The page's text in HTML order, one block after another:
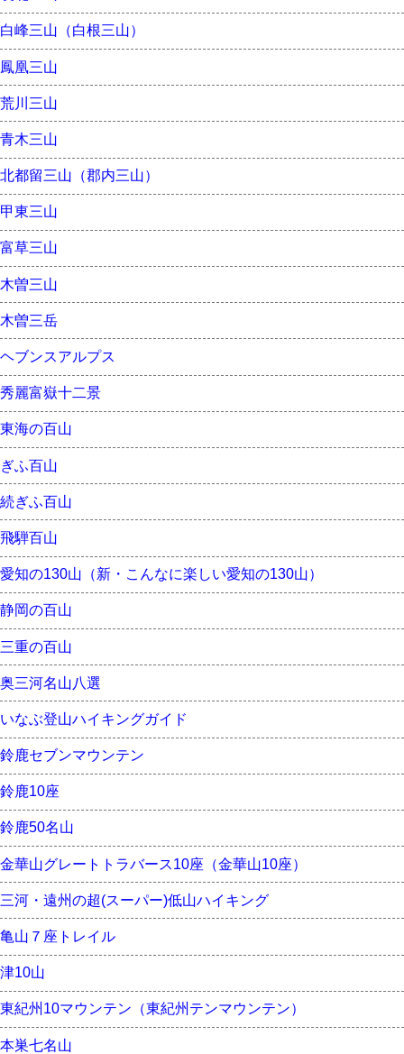
白峰三山（白根三山）
鳳凰三山
荒川三山
青木三山
北都留三山（郡内三山）
甲東三山
富草三山
木曽三山
木曽三岳
ヘブンスアルプス
秀麗富嶽十二景
東海の百山
ぎふ百山
続ぎふ百山
飛騨百山
愛知の130山（新・こんなに楽しい愛知の130山）
静岡の百山
三重の百山
奥三河名山八選
いなぶ登山ハイキングガイド
鈴鹿セブンマウンテン
鈴鹿10座
鈴鹿50名山
金華山グレートトラバース10座（金華山10座）
三河・遠州の超(スーパー)低山ハイキング
亀山７座トレイル
津10山
東紀州10マウンテン（東紀州テンマウンテン）
本巣七名山